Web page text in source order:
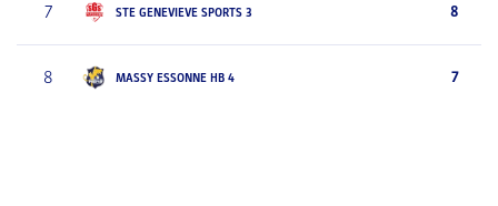
7 STE GENEVIEVE SPORTS 3 8
8 MASSY ESSONNE HB 4 7